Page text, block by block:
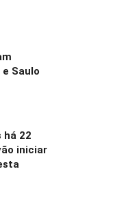
Saulo
há 22
iniciar